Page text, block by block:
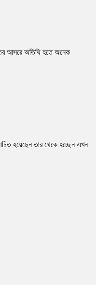
আসরে অতিথি হতে অনেক
হয়েছেন তার থেকে হচ্ছেন এখন